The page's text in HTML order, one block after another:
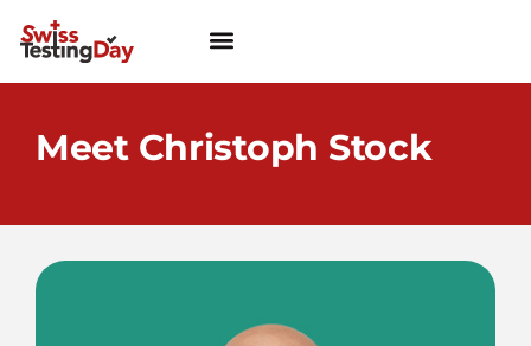
Meet Christoph Stock